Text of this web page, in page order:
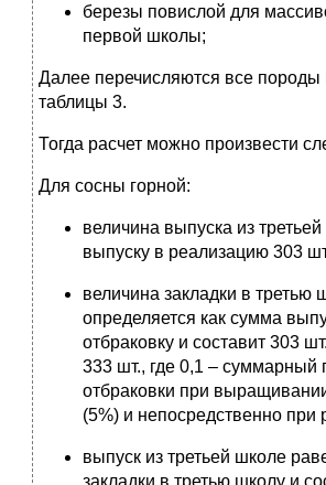
березы повислой для
первой школы;
Далее перечисляются все породы
таблицы 3.
Тогда расчет можно произвести
Для сосны горной:
величина выпуска из
выпуску в реализацию 303
величина закладки в третью
определяется как сумма
отбраковку и составит 303
333 шт., где 0,1 – суммарный
отбраковки при
(5%) и непосредственно при
выпуск из третьей школе